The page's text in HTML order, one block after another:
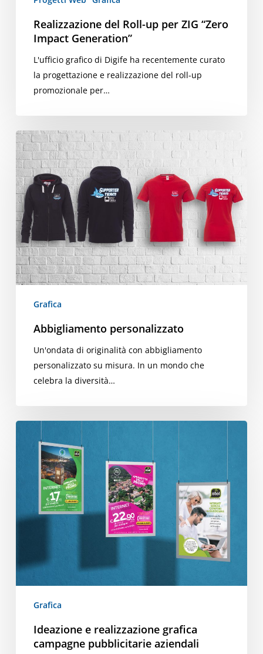
Realizzazione del Roll-up per ZIG “Zero
Impact Generation”
L'ufficio grafico di Digife ha recentemente curato
la progettazione e realizzazione del roll-up
promozionale per…
Abbigliamento
personalizzato
Grafica
Abbigliamento personalizzato
Un'ondata di originalità con abbigliamento
personalizzato su misura. In un mondo che
celebra la diversità…
realizzazione
grafica
campagne
pubblicitarie
aziendali
Grafica
Ideazione e realizzazione grafica
campagne pubblicitarie aziendali